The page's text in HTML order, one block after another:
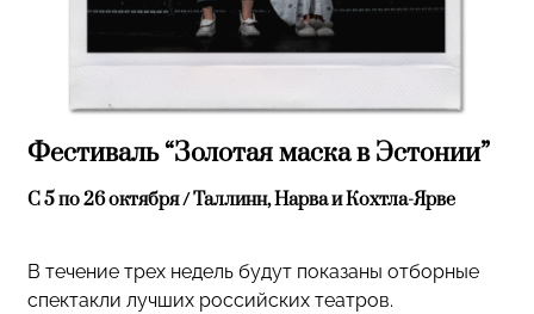
Фестиваль “Золотая маска в Эстонии”
C 5 по 26 октября / Таллинн, Нарва и Кохтла-Ярве
В течение трех недель будут показаны отборные
спектакли лучших российских театров.